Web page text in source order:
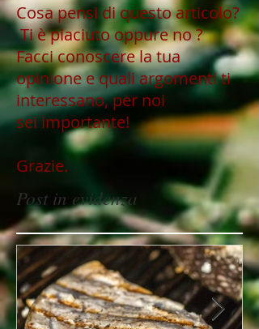
Cosa pensi di questo articolo?
Ti è piaciuto oppure no ?
Facci conoscere la tua
opinione e quali argomenti ti
interessano, per noi
sei importante!
Grazie.
Post in evidenza